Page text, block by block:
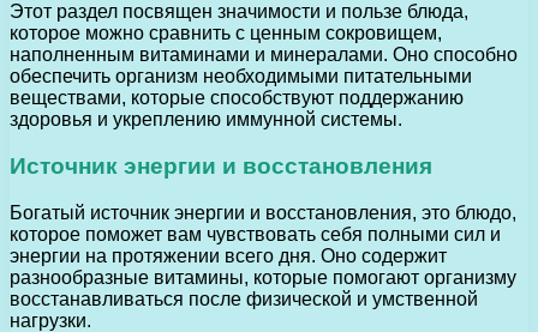
Этот раздел посвящен значимости и пользе блюда,
которое можно сравнить с ценным сокровищем,
наполненным витаминами и минералами. Оно способно
обеспечить организм необходимыми питательными
веществами, которые способствуют поддержанию
здоровья и укреплению иммунной системы.
Источник энергии и восстановления
Богатый источник энергии и восстановления, это блюдо,
которое поможет вам чувствовать себя полными сил и
энергии на протяжении всего дня. Оно содержит
разнообразные витамины, которые помогают организму
восстанавливаться после физической и умственной
нагрузки.